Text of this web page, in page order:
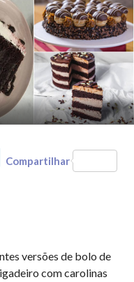
LinkedIn
Compartilhar
versões de bolo de
com carolinas